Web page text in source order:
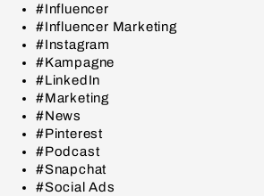
#Influencer
#Influencer Marketing
#Instagram
#Kampagne
#LinkedIn
#Marketing
#News
#Pinterest
#Podcast
#Snapchat
#Social Ads